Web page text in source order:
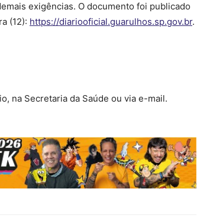
exigências. O documento foi publicado
(12): https://diariooficial.guarulhos.sp.gov.br.
na Secretaria da Saúde ou via e-mail.